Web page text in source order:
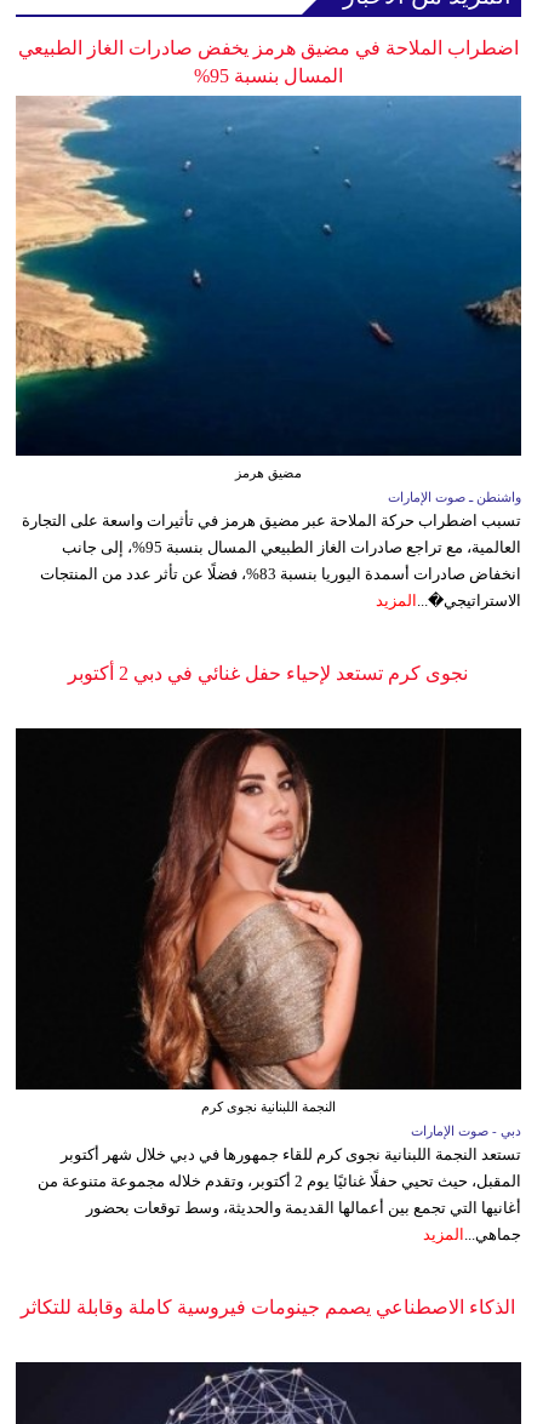
اضطراب الملاحة في مضيق هرمز يخفض صادرات الغاز الطبيعي
المسال بنسبة 95%
مضيق هرمز
واشنطن ـ صوت الإمارات
تسبب اضطراب حركة الملاحة عبر مضيق هرمز في تأثيرات واسعة على التجارة
العالمية، مع تراجع صادرات الغاز الطبيعي المسال بنسبة 95%، إلى جانب
انخفاض صادرات أسمدة اليوريا بنسبة 83%، فضلًا عن تأثر عدد من المنتجات
الاستراتيجي�... المزيد
نجوى كرم تستعد لإحياء حفل غنائي في دبي 2 أكتوبر
النجمة اللبنانية نجوى كرم
دبي - صوت الإمارات
تستعد النجمة اللبنانية نجوى كرم للقاء جمهورها في دبي خلال شهر أكتوبر
المقبل، حيث تحيي حفلًا غنائيًا يوم 2 أكتوبر، وتقدم خلاله مجموعة متنوعة من
أغانيها التي تجمع بين أعمالها القديمة والحديثة، وسط توقعات بحضور
جماهي... المزيد
الذكاء الاصطناعي يصمم جينومات فيروسية كاملة وقابلة للتكاثر